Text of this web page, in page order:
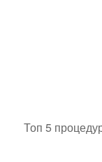
Топ 5